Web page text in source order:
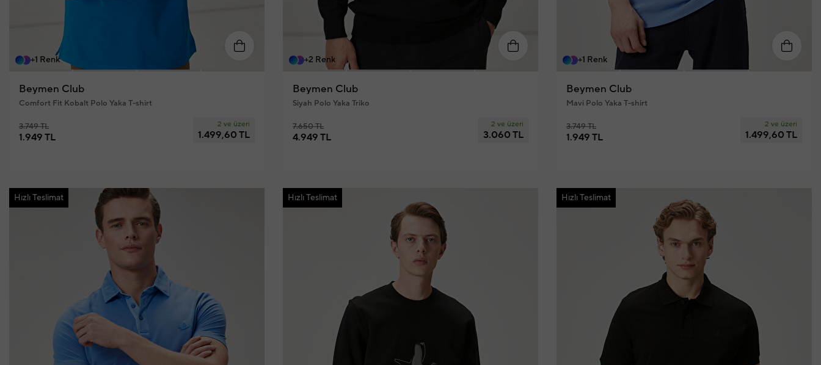
XL XXL XXXL
+1 Renk
Beymen Club
Comfort Fit Kobalt Polo Yaka T-shirt
3.749 TL
1.949 TL
2 ve üzeri
1.499,60 TL
L XL
XXL
+2 Renk
Beymen Club
Siyah Polo Yaka Triko
7.650 TL
4.949 TL
2 ve üzeri
3.060 TL
XL XXXL
+1 Renk
Beymen Club
Mavi Polo Yaka T-shirt
3.749 TL
1.949 TL
2 ve üzeri
1.499,60 TL
Hızlı Teslimat Hızlı Teslimat Hızlı Teslimat